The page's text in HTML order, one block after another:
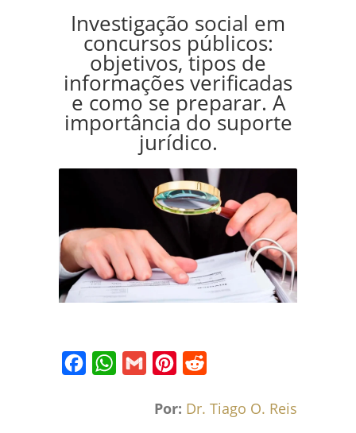
Investigação social em
concursos públicos:
objetivos, tipos de
informações verificadas
e como se preparar. A
importância do suporte
jurídico.
FacebookWhatsApp
Gmail Pinterest
Por: Dr. Tiago O. Reis